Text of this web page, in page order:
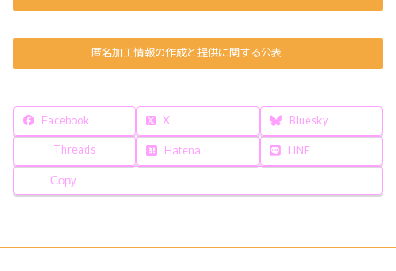
匿名加工情報の作成と提供に関する公表
Facebook X Bluesky
Threads Hatena LINE
Copy